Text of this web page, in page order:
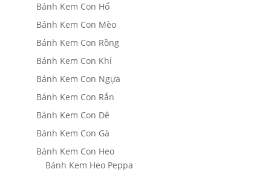
Bánh Kem Con Hổ
Bánh Kem Con Mèo
Bánh Kem Con Rồng
Bánh Kem Con Khỉ
Bánh Kem Con Ngựa
Bánh Kem Con Rắn
Bánh Kem Con Dê
Bánh Kem Con Gà
Bánh Kem Con Heo
Bánh Kem Heo Peppa